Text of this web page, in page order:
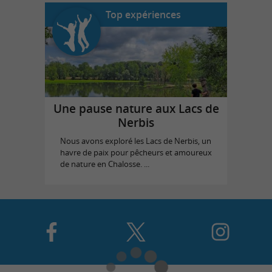
Top expériences
Une pause nature aux Lacs de
Nerbis
Nous avons exploré les Lacs de Nerbis, un
havre de paix pour pêcheurs et amoureux
de nature en Chalosse. ...